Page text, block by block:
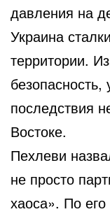
давления на
Украина
территории.
последствия
Востоке.
Пехлеви
не просто
хаоса». По